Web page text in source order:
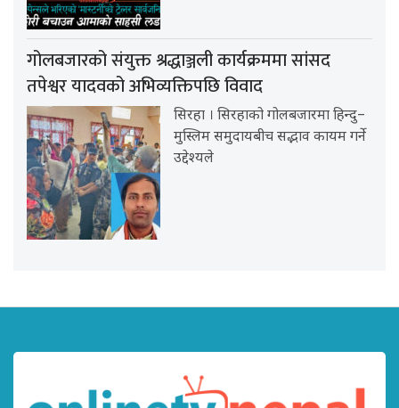
गोलबजारको संयुक्त श्रद्धाञ्जली कार्यक्रममा सांसद
तपेश्वर यादवको अभिव्यक्तिपछि विवाद
सिरहा । सिरहाको गोलबजारमा हिन्दु–
मुस्लिम समुदायबीच सद्भाव कायम गर्ने
उद्देश्यले